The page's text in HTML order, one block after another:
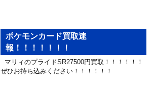
ポケモンカード買取速
報！！！！！！！
マリィのプライドSR27500円買取！！！！！！
ぜひお持ち込みください！！！！！！